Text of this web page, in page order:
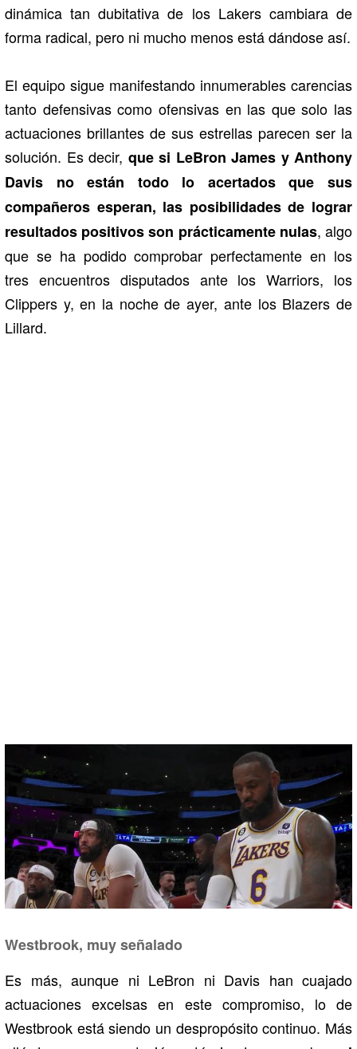
dinámica tan dubitativa de los Lakers cambiara de
forma radical, pero ni mucho menos está dándose así.
El equipo sigue manifestando innumerables carencias
tanto defensivas como ofensivas en las que solo las
actuaciones brillantes de sus estrellas parecen ser la
solución. Es decir, que si LeBron James y Anthony
Davis no están todo lo acertados que sus
compañeros esperan, las posibilidades de lograr
resultados positivos son prácticamente nulas, algo
que se ha podido comprobar perfectamente en los
tres encuentros disputados ante los Warriors, los
Clippers y, en la noche de ayer, ante los Blazers de
Lillard.
Westbrook, muy señalado
Es más, aunque ni LeBron ni Davis han cuajado
actuaciones excelsas en este compromiso, lo de
Westbrook está siendo un despropósito continuo. Más